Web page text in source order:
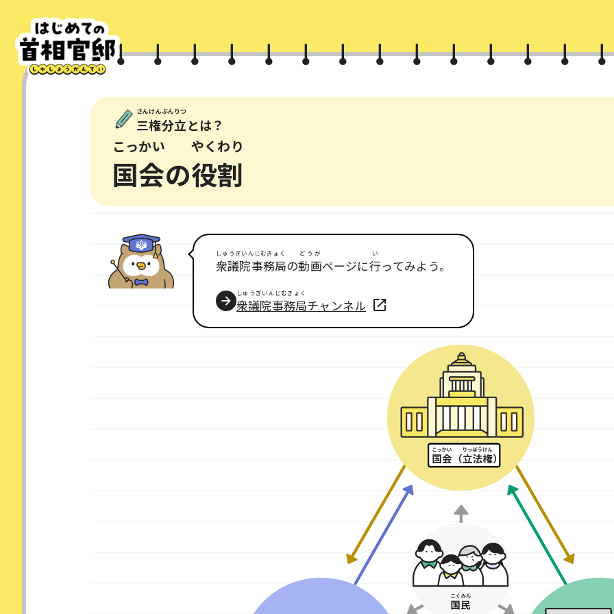
三権分立
さんけんぶんりつ
とは？
国会
こっかい
の役割
やくわり
衆議院事務局
しゅうぎいんじむきょく
の動画
どうが
ページに行
い
ってみよう。
衆議院事務局
しゅうぎいんじむきょく
チャンネル